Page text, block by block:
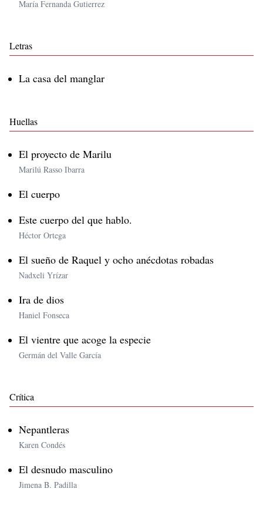
María Fernanda Gutierrez
Letras
La casa del manglar
Huellas
El proyecto de Marilu
Marilú Rasso Ibarra
El cuerpo
Este cuerpo del que hablo.
Héctor Ortega
El sueño de Raquel y ocho anécdotas robadas
Nadxeli Yrízar
Ira de dios
Haniel Fonseca
El vientre que acoge la especie
Germán del Valle García
Crítica
Nepantleras
Karen Condés
El desnudo masculino
Jimena B. Padilla